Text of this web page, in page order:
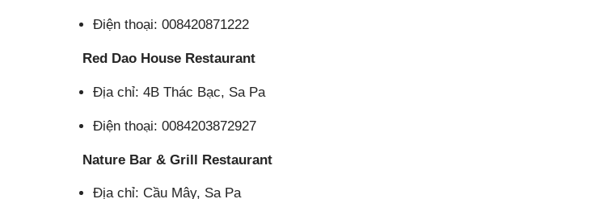
Điện thoại: 008420871222
Red Dao House Restaurant
Địa chỉ: 4B Thác Bạc, Sa Pa
Điện thoại: 0084203872927
Nature Bar & Grill Restaurant
Địa chỉ: Cầu Mây, Sa Pa